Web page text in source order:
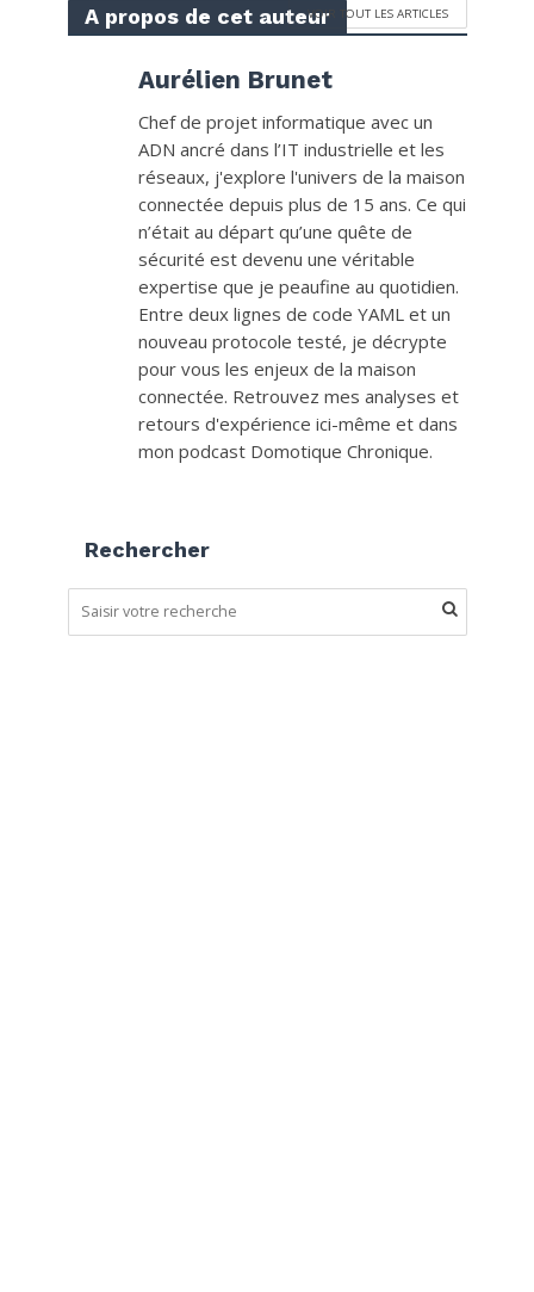
A propos de cet auteurVOIR TOUT LES ARTICLES
Aurélien Brunet
Chef de projet informatique avec un
ADN ancré dans l’IT industrielle et les
réseaux, j'explore l'univers de la maison
connectée depuis plus de 15 ans. Ce qui
n’était au départ qu’une quête de
sécurité est devenu une véritable
expertise que je peaufine au quotidien.
Entre deux lignes de code YAML et un
nouveau protocole testé, je décrypte
pour vous les enjeux de la maison
connectée. Retrouvez mes analyses et
retours d'expérience ici-même et dans
mon podcast Domotique Chronique.
Rechercher